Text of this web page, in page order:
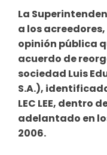
La
a los
opinión pública
acuerdo de
sociedad Luis
S.A.),
LEC LEE, dentro
adelantado en
2006.